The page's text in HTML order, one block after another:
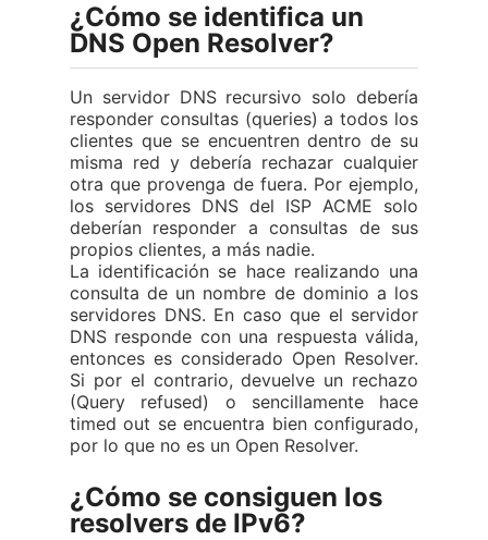
¿Cómo se identifica un
DNS Open Resolver?
Un servidor DNS recursivo solo debería
responder consultas (queries) a todos los
clientes que se encuentren dentro de su
misma red y debería rechazar cualquier
otra que provenga de fuera. Por ejemplo,
los servidores DNS del ISP ACME solo
deberían responder a consultas de sus
propios clientes, a más nadie.
La identificación se hace realizando una
consulta de un nombre de dominio a los
servidores DNS. En caso que el servidor
DNS responde con una respuesta válida,
entonces es considerado Open Resolver.
Si por el contrario, devuelve un rechazo
(Query refused) o sencillamente hace
timed out se encuentra bien configurado,
por lo que no es un Open Resolver.
¿Cómo se consiguen los
resolvers de IPv6?